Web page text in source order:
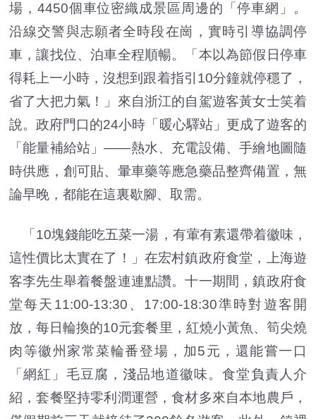
場，4450個車位密織成景區周邊的「停車網」。
沿線交警與志願者全時段在崗，實時引導協調停
車，讓找位、泊車全程順暢。「本以為節假日停車
得耗上一小時，沒想到跟着指引10分鐘就停穩了，
省了大把力氣！」來自浙江的自駕遊客黃女士笑着
說。政府門口的24小時「暖心驛站」更成了遊客的
「能量補給站」——熱水、充電設備、手繪地圖隨
時供應，創可貼、暈車藥等應急藥品整齊備置，無
論早晚，都能在這裏歇腳、取需。
「10塊錢能吃五菜一湯，有葷有素還帶着徽味，
這性價比太實在了！」在宏村鎮政府食堂，上海遊
客李先生舉着餐盤連連點讚。十一期間，鎮政府食
堂每天11:00-13:30、17:00-18:30準時對遊客開
放，每日輪換的10元套餐里，紅燒小黃魚、筍尖燒
肉等徽州家常菜輪番登場，加5元，還能嘗一口
「網紅」毛豆腐，淺品地道徽味。食堂負責人介
紹，套餐堅持零利潤運營，食材多來自本地農戶，